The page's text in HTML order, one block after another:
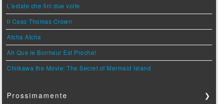
L'estate che finì due volte
Il Caso Thomas Crown
Atcha Atcha
Ah Que le Bonheur Est Proche!
Chiikawa the Movie: The Secret of Mermaid Island
Prossimamente ❯